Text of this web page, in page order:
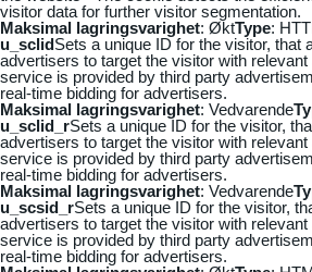
visitor data for further visitor segmentation.
Maksimal lagringsvarighet: ØktType:
u_sclidSets a unique ID for the visitor, that
advertisers to target the visitor with
service is provided by third party
real-time bidding for advertisers.
Maksimal lagringsvarighet: Vedvarende
u_sclid_rSets a unique ID for the visitor,
advertisers to target the visitor with
service is provided by third party
real-time bidding for advertisers.
Maksimal lagringsvarighet: Vedvarende
u_scsid_rSets a unique ID for the visitor,
advertisers to target the visitor with
service is provided by third party
real-time bidding for advertisers.